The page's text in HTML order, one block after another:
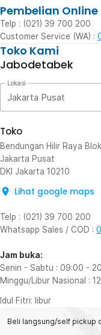
Pembelian Online
Telp : (021) 39 700 200
Customer Service (WA) :
Toko Kami
Jabodetabek
Lokasi
Jakarta Pusat
Toko
Bendungan Hilir Raya
Jakarta Pusat
DKI Jakarta 10210
Lihat google maps
Telp : (021) 39 700 200
Whatsapp Sales / COD :
Jam buka:
Senin - Sabtu : 09:00 -
Minggu/Libur Nasional :
Idul Fitri: libur
Beli langsung/self pickup